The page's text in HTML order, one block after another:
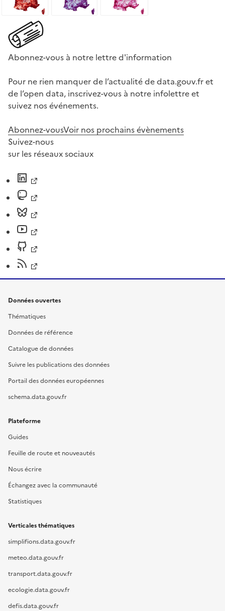
Abonnez-vous à notre lettre d'information
Pour ne rien manquer de l’actualité de data.gouv.fr et
de l’open data, inscrivez-vous à notre infolettre et
suivez nos événements.
Abonnez-vousVoir nos prochains évènements
Suivez-nous
sur les réseaux sociaux
Données ouvertes
Thématiques
Données de référence
Catalogue de données
Suivre les publications des données
Portail des données européennes
schema.data.gouv.fr
Plateforme
Guides
Feuille de route et nouveautés
Nous écrire
Échangez avec la communauté
Statistiques
Verticales thématiques
simplifions.data.gouv.fr
meteo.data.gouv.fr
transport.data.gouv.fr
ecologie.data.gouv.fr
defis.data.gouv.fr